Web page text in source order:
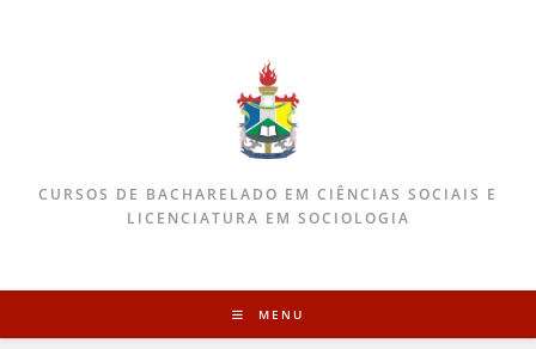
CURSOS DE BACHARELADO EM CIÊNCIAS SOCIAIS E
LICENCIATURA EM SOCIOLOGIA
MENU